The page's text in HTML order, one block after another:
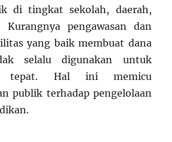
di tingkat sekolah, daerah,
Kurangnya pengawasan dan
yang baik membuat dana
selalu digunakan untuk
tepat. Hal ini memicu
publik terhadap pengelolaan